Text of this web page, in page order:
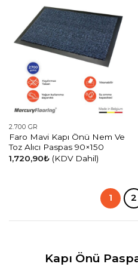
2.700 GR
Faro Mavi Kapı Önü Nem Ve
Toz Alıcı Paspas 90×150
1,720,90₺ (KDV Dahil)
1 2
Kapı Önü